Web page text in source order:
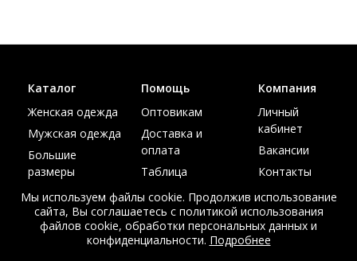
Каталог
Женская одежда
Мужская одежда
Большие
размеры
Акции
Помощь
Оптовикам
Доставка и
оплата
Таблица
Компания
Личный
кабинет
Вакансии
Контакты
Мы используем файлы cookie. Продолжив использование
сайта, Вы соглашаетесь с политикой использования
файлов cookie, обработки персональных данных и
конфиденциальности. Подробнее